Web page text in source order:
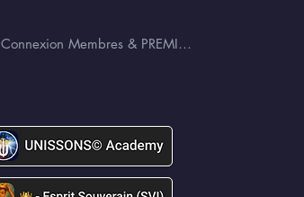
Connexion Membres & PREMIUM